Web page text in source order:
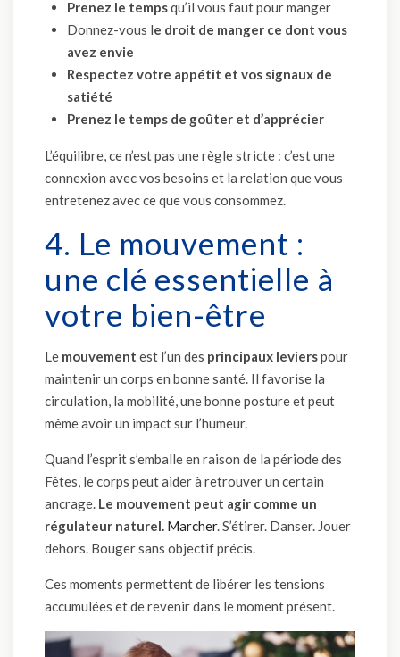
Prenez le tempsqu’il vous faut pour manger
Donnez-vous le droit de manger ce dont vous
avez envie
Respectez votre appétit et vos signaux de
satiété
Prenez le temps de goûter et d’apprécier
L’équilibre, ce n’est pas une règle stricte : c’est une
connexion avec vos besoins et la relation que vous
entretenez avec ce que vous consommez.
4. Le mouvement :
une clé essentielle à
votre bien-être
Le mouvement est l’un des principaux levierspour
maintenir un corps en bonne santé. Il favorise la
circulation, la mobilité, une bonne posture et peut
même avoir un impact sur l’humeur.
Quand l’esprit s’emballe en raison de la période des
Fêtes, le corps peut aider à retrouver un certain
ancrage. Le mouvement peut agir comme un
régulateur naturel. Marcher. S’étirer. Danser. Jouer
dehors. Bouger sans objectif précis.
Ces moments permettent de libérer les tensions
accumulées et de revenir dans le moment présent.